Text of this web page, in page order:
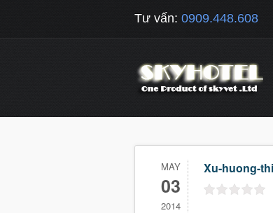
Tư vấn: 0909.448.608
MAY
03
2014
Xu-huong-